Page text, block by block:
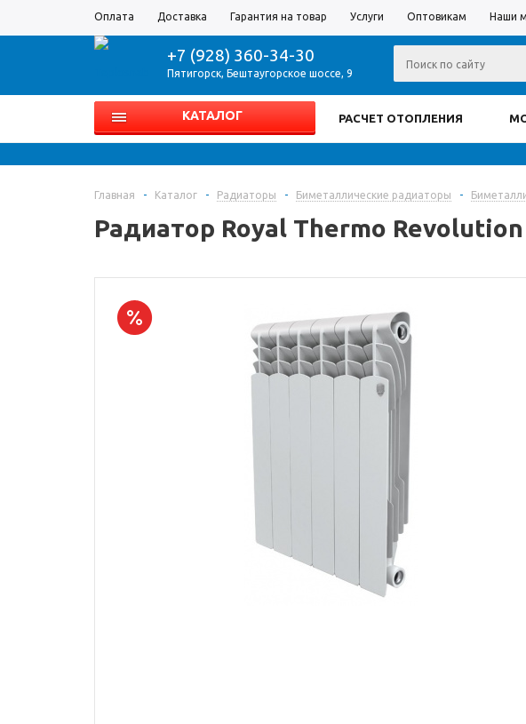
Оплата Доставка Гарантия на товар Услуги Оптовикам Наши
+7 (928) 360-34-30
Пятигорск, Бештаугорское шоссе, 9
КАТАЛОГ РАСЧЕТ ОТОПЛЕНИЯ
Главная - Каталог - Радиаторы - Биметаллические радиаторы -
Радиатор Royal Thermo